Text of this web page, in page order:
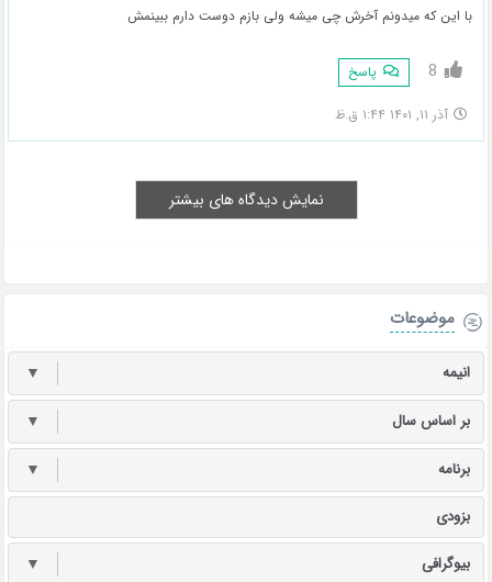
با این که میدونم آخرش چی میشه ولی بازم دوست دارم ببینمش
8 پاسخ
آذر ۱۱, ۱۴۰۱ ۱:۴۴ ق.ظ
نمایش دیدگاه های بیشتر
موضوعات
انیمه ▼
بر اساس سال ▼
برنامه ▼
بزودی
بیوگرافی ▼